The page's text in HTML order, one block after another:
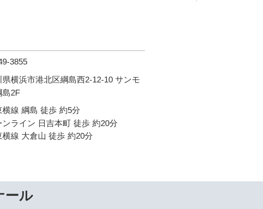
3855
県横浜市港北区綱島西2-12-10 サンモ
島2F
横線 綱島 徒歩 約5分
ンライン 日吉本町 徒歩 約20分
横線 大倉山 徒歩 約20分
ール